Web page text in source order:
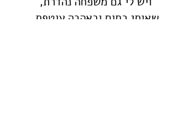
שאותי בחום ובאהבה עוטפת.